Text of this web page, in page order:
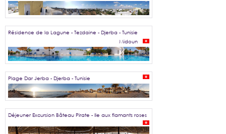
Résidence de la Lagune - Tezdaine - Djerba - Tunisie
Midoun
Plage Dar Jerba - Djerba - Tunisie
Déjeuner Excursion Bâteau Pirate - Ile aux flamants roses